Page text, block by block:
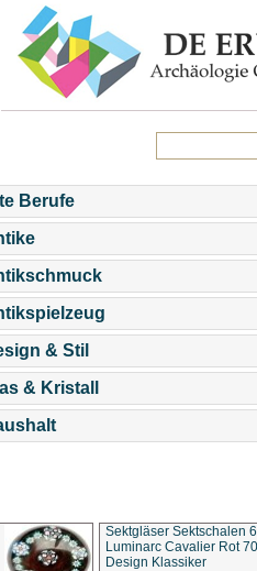
Berufe
& Stil
& Kristall
Sektgläser Sektschalen
Luminarc Cavalier Rot
Design Klassiker